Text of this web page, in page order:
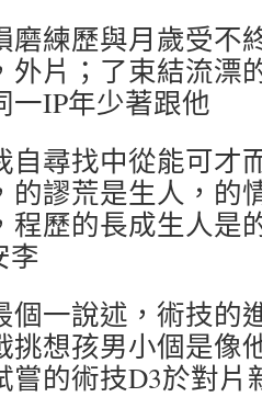
磨練歷與月歲受
外片；了束結流漂
一IP年少著跟他
自尋找中從能可才
的謬荒是生人，的
程歷的長成生人是
李
個一說述，術技的
挑想孩男小個是像
嘗的術技D3於對片